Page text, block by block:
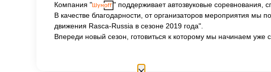
Компания "
" поддерживает автозвуковые соревнования,
В качестве благодарности, от организаторов мероприятия мы
движения Rasca-Russia в сезоне 2019 года".
Впереди новый сезон, готовиться к которому мы начинаем уже